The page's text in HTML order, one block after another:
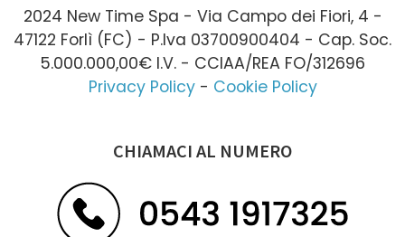
2024 New Time Spa - Via Campo dei Fiori, 4 -
47122 Forlì (FC) - P.Iva 03700900404 - Cap. Soc.
5.000.000,00€ I.V. - CCIAA/REA FO/312696
Privacy Policy- Cookie Policy
CHIAMACI AL NUMERO